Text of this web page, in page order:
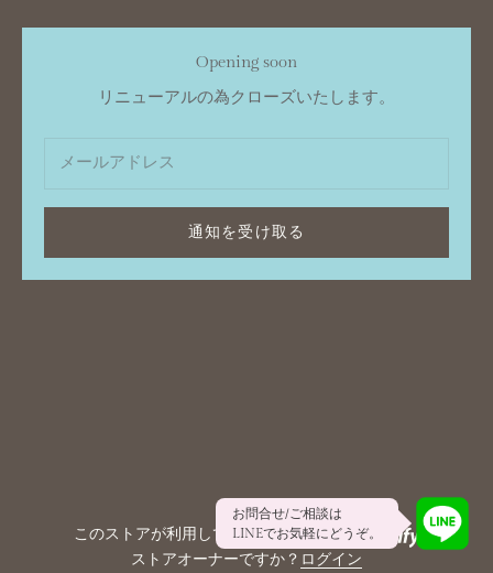
Opening soon
リニューアルの為クローズいたします。
通知を受け取る
このストアが利用しているシステムは
ストアオーナーですか？ ログイン
お問合せ/ご相談は
LINEでお気軽にどうぞ。